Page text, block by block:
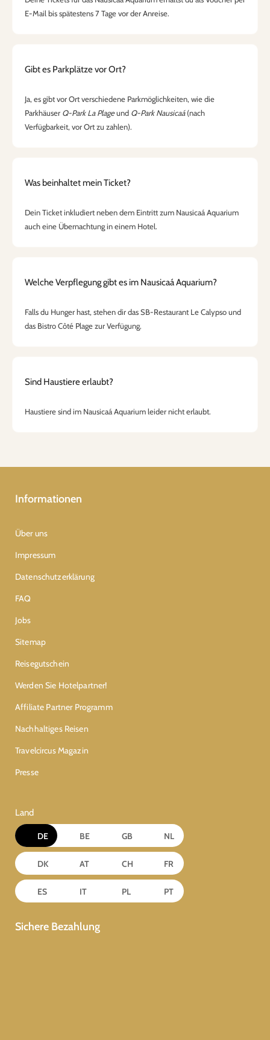
E-Mail bis spätestens 7 Tage vor der Anreise.
Gibt es Parkplätze vor Ort?
Ja, es gibt vor Ort verschiedene Parkmöglichkeiten, wie die
Parkhäuser Q-Park La Plageund Q-Park Nausicaá(nach
Verfügbarkeit, vor Ort zu zahlen).
Was beinhaltet mein Ticket?
Dein Ticket inkludiert neben dem Eintritt zum Nausicaá Aquarium
auch eine Übernachtung in einem Hotel.
Welche Verpflegung gibt es im Nausicaá Aquarium?
Falls du Hunger hast, stehen dir das SB-Restaurant Le Calypso und
das Bistro Côté Plage zur Verfügung.
Sind Haustiere erlaubt?
Haustiere sind im Nausicaá Aquarium leider nicht erlaubt.
Informationen
Über uns
Impressum
Datenschutzerklärung
FAQ
Jobs
Sitemap
Reisegutschein
Werden Sie Hotelpartner!
Affiliate Partner Programm
Nachhaltiges Reisen
Travelcircus Magazin
Presse
Land
DE BE GB NL
DK AT CH FR
ES IT PL PT
Sichere Bezahlung